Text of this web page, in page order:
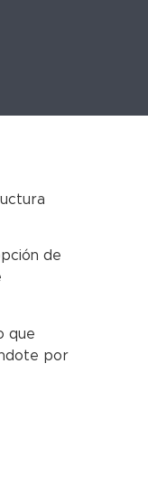
de
que
por